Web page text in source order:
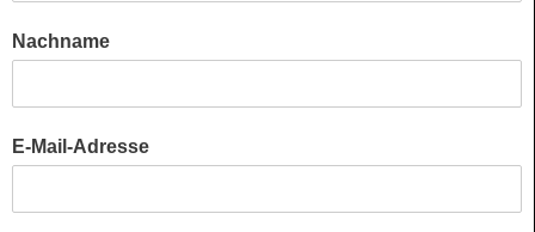
Nachname
E-Mail-Adresse